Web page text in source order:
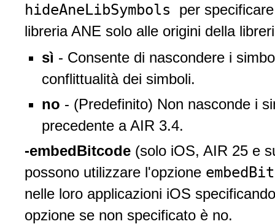
hideAneLibSymbols per
libreria ANE solo alle origini della
sì - Consente di nascondere i
conflittualità dei simboli.
no - (Predefinito) Non nasconde i
precedente a AIR 3.4.
-embedBitcode (solo iOS, AIR 25 e
possono utilizzare l'opzione
nelle loro applicazioni iOS
opzione se non specificato è no.